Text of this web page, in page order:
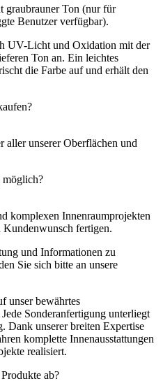
graubrauner Ton (nur für
Benutzer verfügbar).
UV-Licht und Oxidation mit der
Ton an. Ein leichtes
die Farbe auf und erhält den
aller unserer Oberflächen und
möglich?
komplexen Innenraumprojekten
fertigen.
und Informationen zu
Sie sich bitte an unsere
unser bewährtes
Sonderanfertigung unterliegt
Dank unserer breiten Expertise
komplette Innenausstattungen
realisiert.
ab?